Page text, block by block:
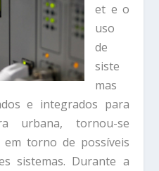
et e o
uso
de
siste
mas
e integrados para
urbana, tornou-se
em torno de possíveis
sistemas. Durante a